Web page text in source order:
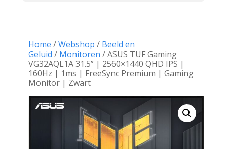
Home /Webshop / Beeld en
Geluid / Monitoren / ASUS TUF Gaming
VG32AQL1A 31.5” | 2560×1440 QHD IPS |
160Hz | 1ms | FreeSync Premium | Gaming
Monitor | Zwart